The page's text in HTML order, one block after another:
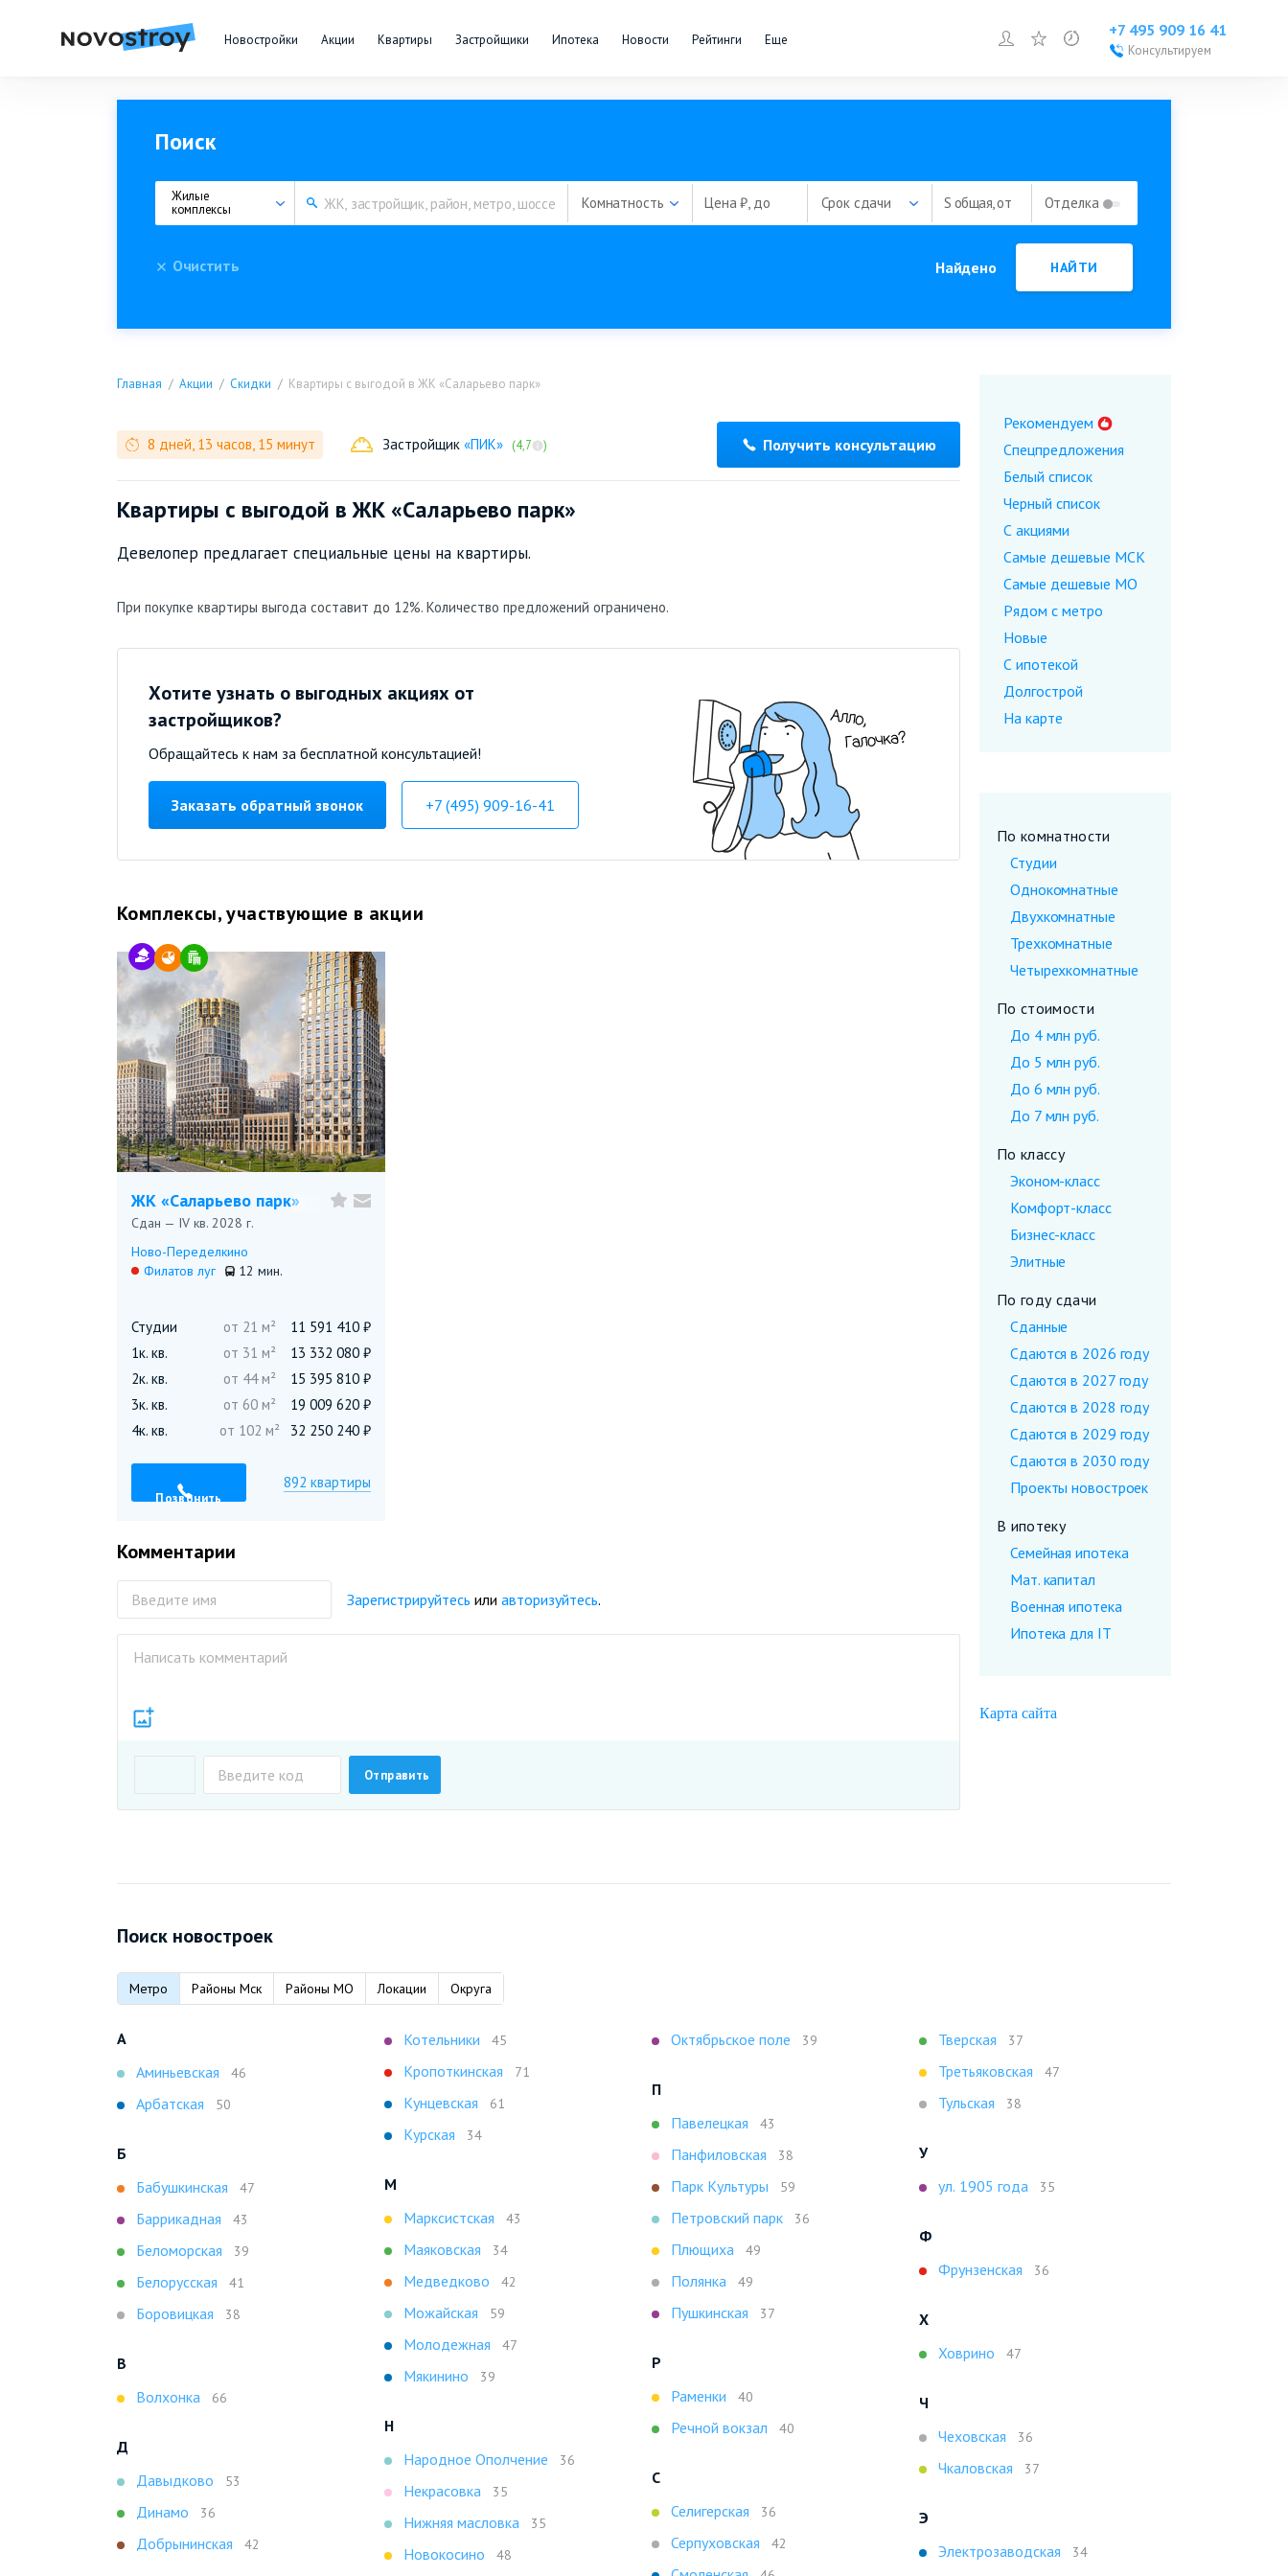
Новостройки Акции Квартиры Застройщики Ипотека Новости Рейтинги Еще Войти или зарегистрироваться
зарегистрироваться
ИзбранноеПросмотренное
+7 495 909 16 41
Консультируем
Поиск
Жилые
комплексы
Комнатность Цена ₽, до Срок сдачи S общая, от Отделка
Очистить Найдено НАЙТИ
Рекомендуем
Спецпредложения
Белый список
Черный список
С акциями
Самые дешевые МСК
Самые дешевые МО
Рядом с метро
Новые
С ипотекой
Долгострой
На карте
По комнатности
Студии
Однокомнатные
Двухкомнатные
Трехкомнатные
Четырехкомнатные
По стоимости
До 4 млн руб.
До 5 млн руб.
До 6 млн руб.
До 7 млн руб.
По классу
Эконом-класс
Комфорт-класс
Бизнес-класс
Элитные
По году сдачи
Сданные
Сдаются в 2026 году
Сдаются в 2027 году
Сдаются в 2028 году
Сдаются в 2029 году
Сдаются в 2030 году
Проекты новостроек
В ипотеку
Семейная ипотека
Мат. капитал
Военная ипотека
Ипотека для IT
Карта сайта
Главная Акции Скидки Квартиры с выгодой в ЖК «Саларьево парк»
8 дней, 13 часов, 15 минут Застройщик «ПИК» (4,7 ) Получить консультацию
Квартиры с выгодой в ЖК «Саларьево парк»
Девелопер предлагает специальные цены на квартиры.
При покупке квартиры выгода составит до 12%. Количество предложений ограничено.
Хотите узнать о выгодных акциях от
застройщиков?
Обращайтесь к нам за бесплатной консультацией!
Заказать обратный звонок +7 (495) 909-16-41
Комплексы, участвующие в акции
ЖК «Саларьево парк»
Сдан — IV кв. 2028 г.
Ново-Переделкино
Филатов луг
12 мин.
Студии от 21 м²
11 591 410 ₽
1к. кв.
от 31 м²
13 332 080 ₽
2к. кв.
от 44 м²
15 395 810 ₽
3к. кв.
от 60 м²
19 009 620 ₽
4к. кв.
от 102 м² 32 250 240 ₽
Позвонить
892 квартиры
Комментарии
Зарегистрируйтесь или авторизуйтесь.
Поиск новостроек
Метро Районы Мск Районы МО Локации Округа
А
Аминьевская
46
Арбатская 50
Б
Бабушкинская
47
Баррикадная 43
Беломорская 39
Белорусская 41
Боровицкая 38
В
Волхонка
66
Д
Давыдково
53
Динамо 36
Добрынинская 42
Котельники 45
Кропоткинская 71
Кунцевская 61
Курская 34
М
Марксистская
43
Маяковская 34
Медведково 42
Можайская 59
Молодежная 47
Мякинино 39
Н
Народное Ополчение
36
Некрасовка 35
Нижняя масловка 35
Новокосино 48
Октябрьское поле 39
П
Павелецкая
43
Панфиловская 38
Парк Культуры 59
Петровский парк 36
Плющиха 49
Полянка 49
Пушкинская 37
Р
Раменки
40
Речной вокзал 40
С
Селигерская
36
Серпуховская 42
Тверская 37
Третьяковская 47
Тульская 38
У
ул. 1905 года
35
Ф
Фрунзенская
36
Х
Ховрино
47
Ч
Чеховская
36
Чкаловская 37
Э
Электрозаводская
34